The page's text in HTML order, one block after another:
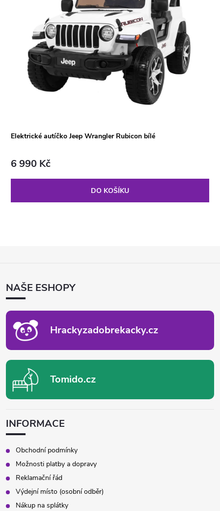
Elektrické autíčko Jeep Wrangler Rubicon bílé
6 990 Kč
DO KOŠÍKU
ANAŠE ESHOPY
Hrackyzadobrekacky.cz
Tomido.cz
INFORMACE
Obchodní podmínky
Možnosti platby a dopravy
Reklamační řád
Výdejní místo (osobní odběr)
Nákup na splátky